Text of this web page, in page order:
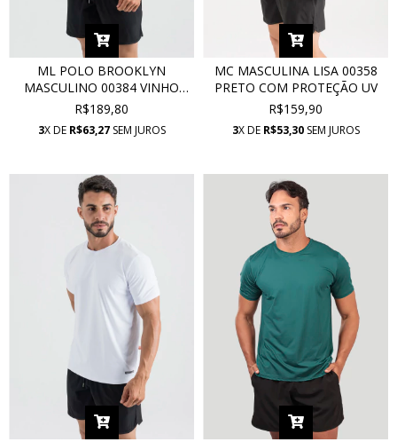
ML POLO BROOKLYN
MASCULINO 00384 VINHO
RUBRO COM PROTEÇÃO UV
R$189,80
3X DE R$63,27SEM JUROS
MC MASCULINA LISA 00358
PRETO COM PROTEÇÃO UV
R$159,90
3X DE R$53,30SEM JUROS